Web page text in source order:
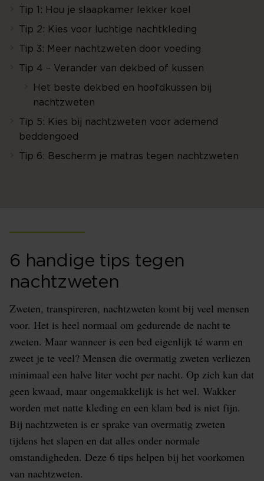
Tip 1: Hou je slaapkamer lekker koel
Tip 2: Kies voor luchtige nachtkleding
Tip 3: Meer nachtzweten door voeding
Tip 4 – Verander van dekbed of kussen
Het beste dekbed en hoofdkussen bij
nachtzweten
Tip 5: Kies bij nachtzweten voor ademend
beddengoed
Tip 6: Bescherm je matras tegen nachtzweten
6 handige tips tegen
nachtzweten
Zweten, transpireren, nachtzweten komt bij veel mensen
voor. Het is heel normaal om gedurende de nacht te
zweten. Maar wanneer is een bed eigenlijk té warm en
zweet je te veel? Mensen die overmatig zweten verliezen
minimaal een halve liter vocht per nacht. Op zich kan dat
geen kwaad, maar ongemakkelijk is het wel. Wakker
worden met natte kleding en een klam bed is niet fijn.
Bij nachtzweten is er sprake van overmatig zweten
tijdens het slapen en dat alles onder normale
omstandigheden. Deze 6 tips helpen bij het voorkomen
van nachtzweten.